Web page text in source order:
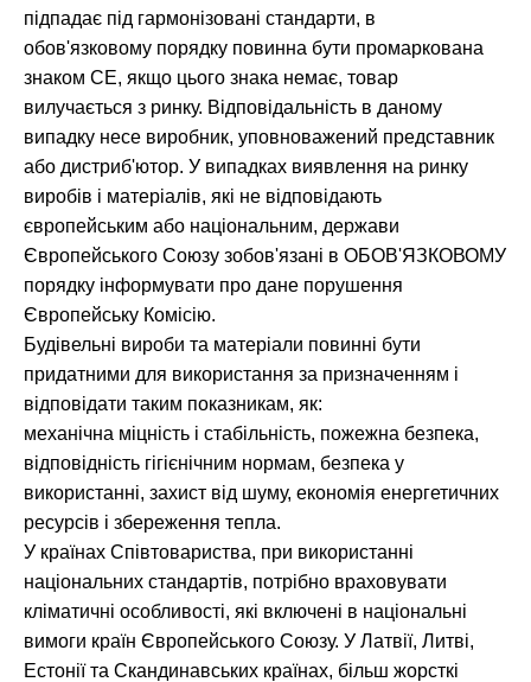
підпадає під гармонізовані стандарти, в
обов'язковому порядку повинна бути промаркована
знаком СЕ, якщо цього знака немає, товар
вилучається з ринку. Відповідальність в даному
випадку несе виробник, уповноважений представник
або дистриб'ютор. У випадках виявлення на ринку
виробів і матеріалів, які не відповідають
європейським або національним, держави
Європейського Союзу зобов'язані в ОБОВ'ЯЗКОВОМУ
порядку інформувати про дане порушення
Європейську Комісію.
Будівельні вироби та матеріали повинні бути
придатними для використання за призначенням і
відповідати таким показникам, як:
механічна міцність і стабільність, пожежна безпека,
відповідність гігієнічним нормам, безпека у
використанні, захист від шуму, економія енергетичних
ресурсів і збереження тепла.
У країнах Співтовариства, при використанні
національних стандартів, потрібно враховувати
кліматичні особливості, які включені в національні
вимоги країн Європейського Союзу. У Латвії, Литві,
Естонії та Скандинавських країнах, більш жорсткі